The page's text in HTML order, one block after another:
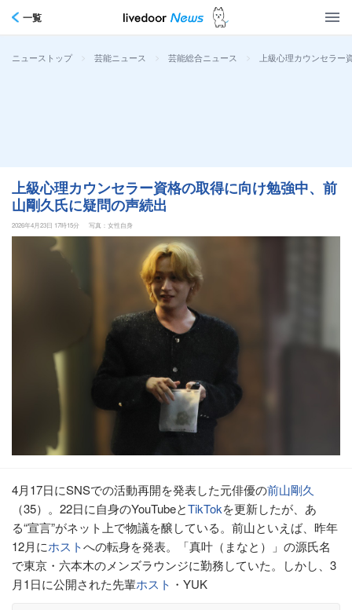
一覧
ニューストップ > 芸能ニュース > 芸能総合ニュース > 上級心理カウンセラー
上級心理カウンセラー資格の取得に向け勉強中、前
山剛久氏に疑問の声続出
2026年4月23日 17時15分 写真：女性自身
4月17日にSNSでの活動再開を発表した元俳優の前山剛久
（35）。22日に自身のYouTubeとTikTokを更新したが、あ
る“宣言”がネット上で物議を醸している。前山といえば、昨年
12月にホストへの転身を発表。「真叶（まなと）」の源氏名
で東京・六本木のメンズラウンジに勤務していた。しかし、3
月1日に公開された先輩ホスト ・YUK